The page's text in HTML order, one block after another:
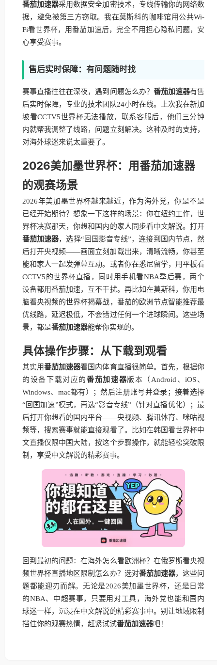
番茄加速器采用数据安全加密技术，专线传输你的网络数
据，避免被第三方窃取。我在莫斯科的咖啡馆用公共Wi-
Fi看世界杯，用番茄加速后，完全不用担心隐私问题，安
心享受赛事。
售后实时保障：有问题随时找
赛事直播往往在深夜，遇到问题怎么办？ 番茄加速器有售
后实时保障，专业的技术团队24小时在线。上次我在新加
坡看CCTV5世界杯无法播放，联系客服后，他们三分钟
内就帮我调整了线路，问题立刻解决。这种及时的支持，
对海外球迷来说太重要了。
2026美加墨世界杯：用番茄加速器
的观赛场景
2026年美加墨世界杯越来越近，作为海外党，你是不是
已经开始期待？想象一下这样的场景：你在纽约工作，世
界杯决赛那天，你想和国内的家人同步看中文解说。打开
番茄加速器，选择“回国影音专线”，连接到国内节点，然
后打开央视频——画面立刻加载出来，清晰流畅，你甚至
能和家人一起发弹幕互动。或者你在悉尼留学，用平板看
CCTV5的世界杯直播，同时用手机看NBA季后赛，两个
设备都用番茄加速，互不干扰。再比如在莫斯科，你用电
脑看央视频的世界杯揭幕战，番茄的欧洲节点智能推荐最
优线路，延迟极低，不会错过任何一个进球瞬间。这些场
景，都是番茄加速器能帮你实现的。
具体操作步骤：从下载到观看
其实用番茄加速器看国内体育直播很简单。首先，根据你
的设备下载对应的番茄加速器版本（Android、iOS、
Windows、mac都有）；然后注册账号并登录；接着选择
“回国加速”模式，再选“影音专线”（针对直播优化）；最
后打开你想看的国内平台——央视频、腾讯体育、咪咕视
频等，搜索赛事就能直接观看了。比如在韩国看世界杯中
文直播仅限中国大陆，按这个步骤操作，就能轻松突破限
制，享受中文解说的精彩赛事。
回到最初的问题：在海外怎么看欧洲杯？在俄罗斯看央视
频世界杯直播地区限制怎么办？选对番茄加速器，这些问
题都能迎刃而解。无论是2026美加墨世界杯，还是日常
的NBA、中超赛事，只要用对工具，海外党也能和国内
球迷一样，沉浸在中文解说的精彩赛事中。别让地域限制
挡住你的观赛热情，赶紧试试番茄加速器吧！